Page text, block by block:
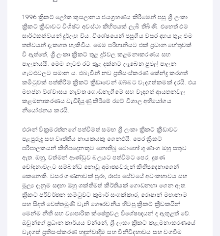
1996 ක්‍රිකට් ලෝක කුසලානය ජයග්‍රහණය කිරීමෙන් පසු ශ්‍රී ලංකා
ක්‍රිකට් ක්‍රීඩාවට විශිෂ්ට අවස්ථා කිහිපයක් ලැබී තිබිණි. එහෙත් එම
සාර්ථකත්වයන් දුර්ලභ විය. විශේෂයෙන් පසුගිය වසර දහය තුළ එම
තත්වයන් දැකගත හැකිවිය. මෙම පරිහානියට එක් ප්‍රධාන හේතුවක්
වී ඇත්තේ, ශ්‍රී ලංකා ක්‍රිකට් තුළ දුර්වල කළමනාකරණය සහ
පාලනයයි. මෙම ගැටළු රට තුළ දක්නට ලැබෙන පුළුල් පාලන
ගැටළුවලට සමාන ය. එබැවින් නව ප්‍රතිසංස්කරණ කේන්ද්‍ර කරගත්
කමිටුවක් පත්කිරීම ක්‍රිකට් ක්‍රීඩාවෙන් ඔබ්බට වැදගත්කමක් දරයි. එය
මහජන විශ්වාසය නැවත ගොඩනැගීමේ සහ වැදගත් ආයතනවල
කළමනාකරණය වැඩිදියුණු කිරීමේ රටේ විශාල අභියෝගය
නියෝජනය කරයි.
එරාන් වික්‍රමරත්නගේ පත්වීමත් සමඟ ශ්‍රී ලංකා ක්‍රිකට් ක්‍රීඩාවට
පළපුරුදු සහ වෘත්තීය නායකයකු ගෙනඑයි. පෙර ක්‍රිකට්
පරිපාලකයන් කිහිපදෙනකුට නොතිබූ බොහෝ ගුණාංග ඔහු සතුව
ඇත. ඔහු, වත්මන් ආණ්ඩුව බලයට පත්වීමට පෙර, දූෂණ
චෝදනාවලට සම්බන්ධ නොවූ අමාත්‍යවරුන් කිහිපදෙනාගෙන්
කෙනෙකි. වසර ගණනාවක් පුරා, රාජ්‍ය සේවයේ අවංකභාවය සහ
මූල්‍ය දැනුම සඳහා ඔහු ශක්තිමත් කීර්තියක් ගොඩනඟා ගෙන ඇත.
ක්‍රිකට් පරිවර්තන කමිටුවට කුමාර් සංගක්කාර, රොෂාන් මහානාම
සහ සිදත් වෙත්තමුණි වැනි ගෞරවනීය හිටපු ක්‍රිකට් ක්‍රීඩකයින්
මෙන්ම නීති සහ ව්‍යාපාරික ක්ෂේත්‍රවල විශේෂඥයන් ද ඇතුළත් වේ.
ඔවුන්ගේ ප්‍රධාන කාර්යය වන්නේ, ශ්‍රී ලංකා ක්‍රිකට් කළමනාකරණයේ
වැදගත් ප්‍රතිසංස්කරණ හඳුන්වාදීම සහ විනිවිදභාවය සහ වගවීම